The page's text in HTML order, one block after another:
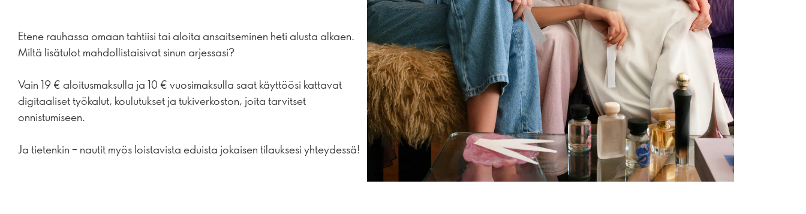
Etene rauhassa omaan tahtiisi tai aloita ansaitseminen heti alusta alkaen.
Miltä lisätulot mahdollistaisivat sinun arjessasi?
Vain 19 € aloitusmaksulla ja 10 € vuosimaksulla saat käyttöösi kattavat
digitaaliset työkalut, koulutukset ja tukiverkoston, joita tarvitset
onnistumiseen.
Ja tietenkin – nautit myös loistavista eduista jokaisen tilauksesi yhteydessä!